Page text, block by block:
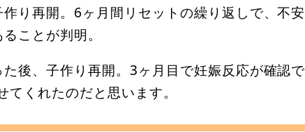
り再開。6ヶ月間リセットの繰り返しで、不安
ことが判明。
後、子作り再開。3ヶ月目で妊娠反応が確認で
くれたのだと思います。